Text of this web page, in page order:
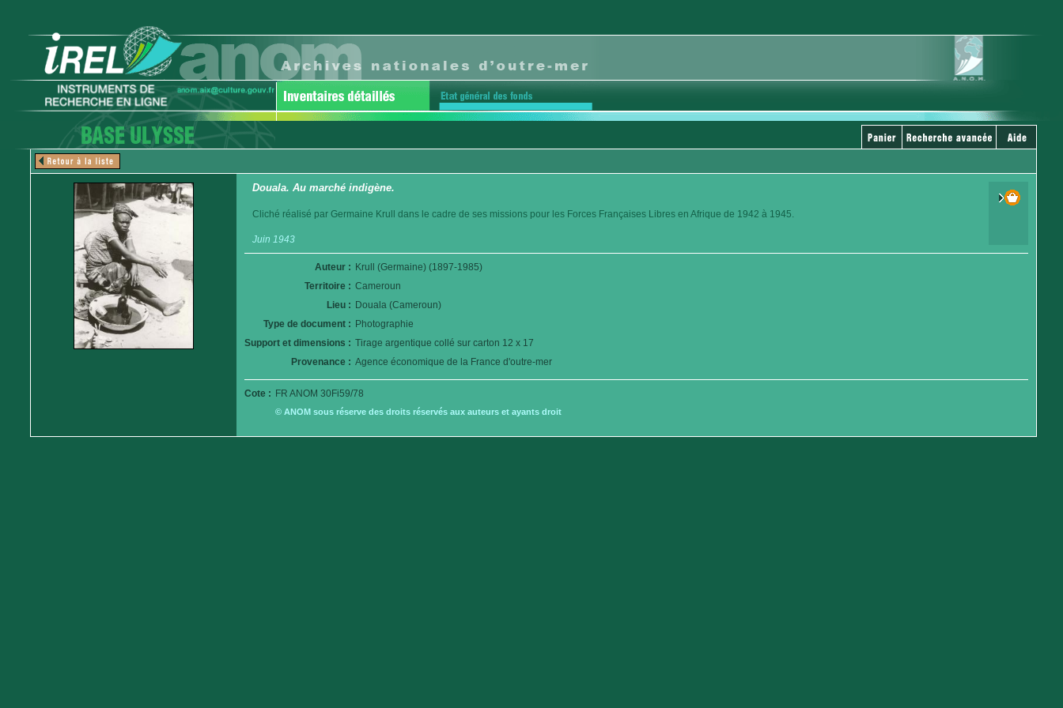
Douala. Au marché indigène.
Cliché réalisé par Germaine Krull dans le cadre de ses missions pour les Forces Françaises Libres en Afrique de 1942 à 1945.
Juin 1943
Auteur : Krull (Germaine) (1897-1985)
Territoire : Cameroun
Lieu : Douala (Cameroun)
Type de document : Photographie
Support et dimensions : Tirage argentique collé sur carton 12 x 17
Provenance : Agence économique de la France d'outre-mer
Cote : FR ANOM 30Fi59/78
© ANOM sous réserve des droits réservés aux auteurs et ayants droit